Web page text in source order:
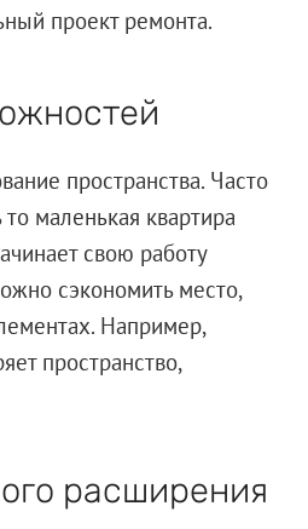
проект ремонта.
пространства. Часто
маленькая квартира
свою работу
сэкономить место,
Например,
пространство,
расширения